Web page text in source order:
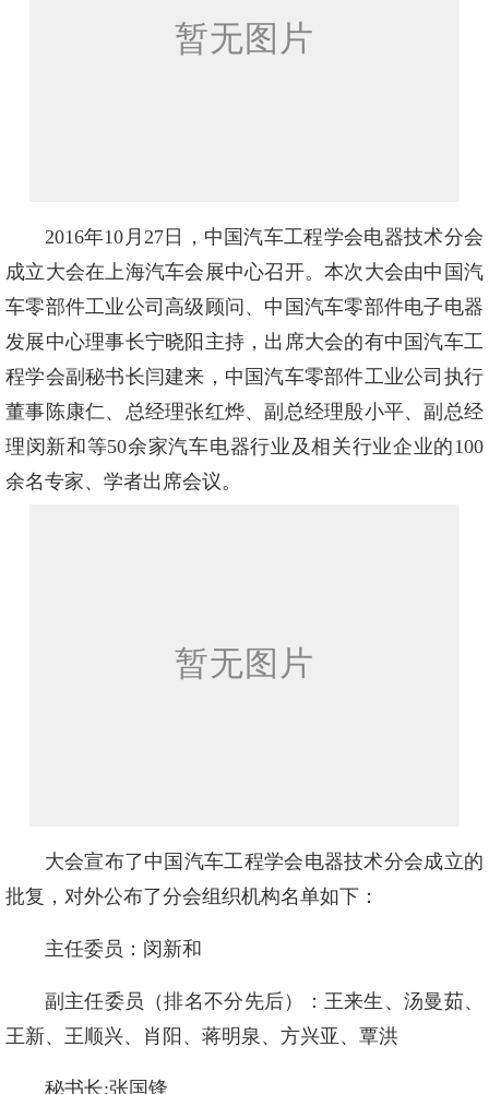
2016年10月27日，中国汽车工程学会电器技术分会
成立大会在上海汽车会展中心召开。本次大会由中国汽
车零部件工业公司高级顾问、中国汽车零部件电子电器
发展中心理事长宁晓阳主持，出席大会的有中国汽车工
程学会副秘书长闫建来，中国汽车零部件工业公司执行
董事陈康仁、总经理张红烨、副总经理殷小平、副总经
理闵新和等50余家汽车电器行业及相关行业企业的100
余名专家、学者出席会议。
大会宣布了中国汽车工程学会电器技术分会成立的
批复，对外公布了分会组织机构名单如下：
主任委员：闵新和
副主任委员（排名不分先后）：王来生、汤曼茹、
王新、王顺兴、肖阳、蒋明泉、方兴亚、覃洪
秘书长:张国锋